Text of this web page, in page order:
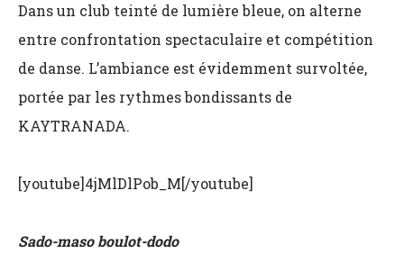
Dans un club teinté de lumière bleue, on alterne
entre confrontation spectaculaire et compétition
de danse. L’ambiance est évidemment survoltée,
portée par les rythmes bondissants de
KAYTRANADA.
[youtube]4jMlDlPob_M[/youtube]
Sado-maso boulot-dodo